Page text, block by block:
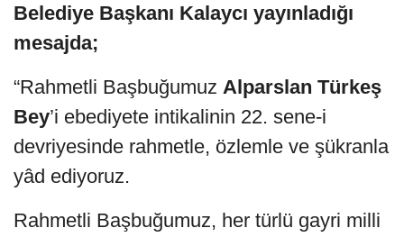
Belediye Başkanı Kalaycı yayınladığı
mesajda;
“Rahmetli Başbuğumuz Alparslan Türkeş
Bey’i ebediyete intikalinin 22. sene-i
devriyesinde rahmetle, özlemle ve şükranla
yâd ediyoruz.
Rahmetli Başbuğumuz, her türlü gayri milli